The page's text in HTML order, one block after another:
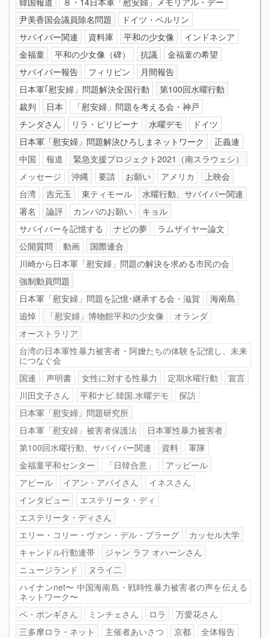
尹美香国会議員除名問題
ドイツ・ベルリン
サバイバー関連
資料庫 平和の少女像
インドネシア
金福童
平和の少女像（碑） 抗議
金福童の希望
サバイバー報告
フィリピン
月間報告
日本軍｢慰安婦」問題解決全国行動
第100回水曜行動
裁判
日本
「慰安婦」問題を考える会・神戸
チンダさん
リラ・ピリピーナ 水曜デモ
ドイツ
日本軍「慰安婦」問題解決ひろしまネットワーク
正義連
中国
報道
緊急支援プロジェクト2021（南スラウェシ）
メッセージ
沖縄 要請 お願い アメリカ
上映会
台湾
吉元玉 東ティモール
水曜行動、サバイバー関連
署名
論評 カンパのお願い
キョル
サバイバーを記憶する
ナビの夢
ラムザイヤー論文
公開質問
動画
国際連合
川崎から日本軍「慰安婦」問題の解決を求める市民の会
強制動員問題
日本軍「慰安婦」問題を記憶･継承する会・滋賀
海南島
追悼
「慰安婦」博物館平和の少女像
オランダ
オーストラリア
台湾の日本軍性暴力被害者・阿嬤たちの体験を記憶し、未来
につなぐ会
国連
声明書 女性に対する性暴力 定期水曜行動
宣言
川田文子さん
平和ナビ.韓国.水曜デモ
探訪
日本軍「慰安婦」問題研究所
日本軍「慰安婦」被害者保護法
日本軍性暴力被害者
第100回水曜行動、サバイバー関連
資料
軍隊
金福童平和センター
「日韓合意」
アッピール
アピール
イアン・アパイさん
イネスさん
インタビュー
エステリータ・ディ
エステリータ・ディさん
エリー・コリー・ヴァン・デル・プラーグ
カッセル大学
キャンドル行動連帯
ジャン ラフ オハーンさん
ニュージランド
ヌライ二
ハイナンnet〜 中国海南島・戦時性暴力被害者の声を伝える
ネットワーク〜
ペ・ポンギさん
ミンチェさん ロラ
万愛花さん
三多摩ロラ・ネット
主催者あいさつ 京都
全体報告